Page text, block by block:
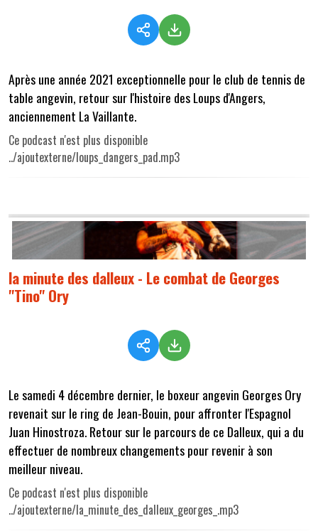
Après une année 2021 exceptionnelle pour le club de tennis de
table angevin, retour sur l'histoire des Loups d'Angers,
anciennement La Vaillante.
Ce podcast n'est plus disponible
../ajoutexterne/loups_dangers_pad.mp3
la minute des dalleux - Le combat de Georges
"Tino" Ory
Le samedi 4 décembre dernier, le boxeur angevin Georges Ory
revenait sur le ring de Jean-Bouin, pour affronter l'Espagnol
Juan Hinostroza. Retour sur le parcours de ce Dalleux, qui a du
effectuer de nombreux changements pour revenir à son
meilleur niveau.
Ce podcast n'est plus disponible
../ajoutexterne/la_minute_des_dalleux_georges_.mp3